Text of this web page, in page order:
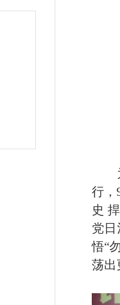
行，
史
党日
悟“
荡出